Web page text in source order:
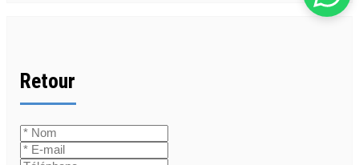
Retour